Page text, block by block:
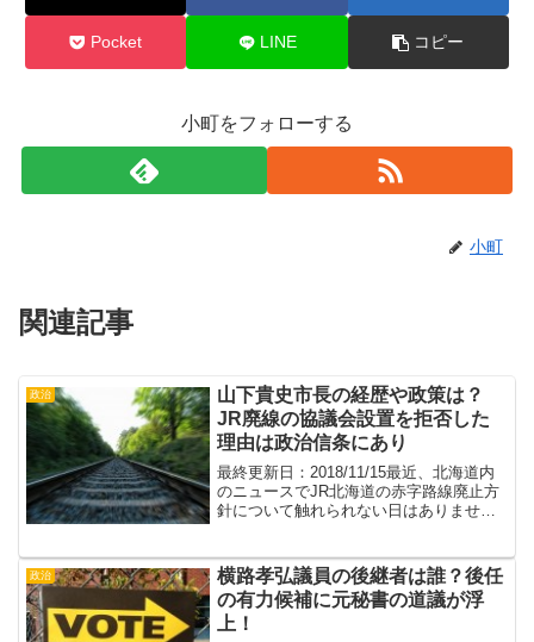
Pocket LINE コピー
小町をフォローする
小町
関連記事
政治
山下貴史市長の経歴や政策は？
JR廃線の協議会設置を拒否した
理由は政治信条にあり
最終更新日：2018/11/15最近、北海道内
のニュースでJR北海道の赤字路線廃止方
針について触れられない日はありませ
頻繁にこの話題が取り上げられていま
す。鉄道路線廃...
政治
横路孝弘議員の後継者は誰？後任
の有力候補に元秘書の道議が浮
上！